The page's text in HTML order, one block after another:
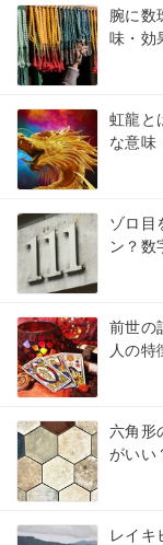
腕に数
味・効
虹龍と
な意味
ゾロ目
ン？数
前世の
人の特
六角形
がいい
レイキ